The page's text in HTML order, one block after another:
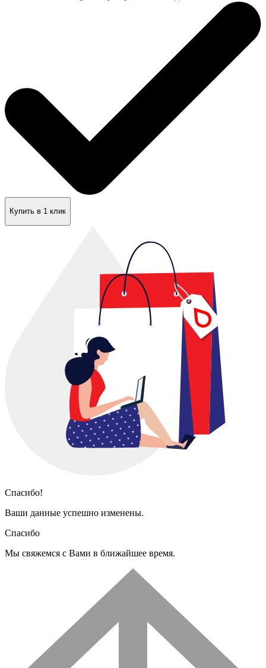
Купить в 1 клик
Спасибо!
Ваши данные успешно изменены.
Спасибо
Мы свяжемся с Вами в ближайшее время.